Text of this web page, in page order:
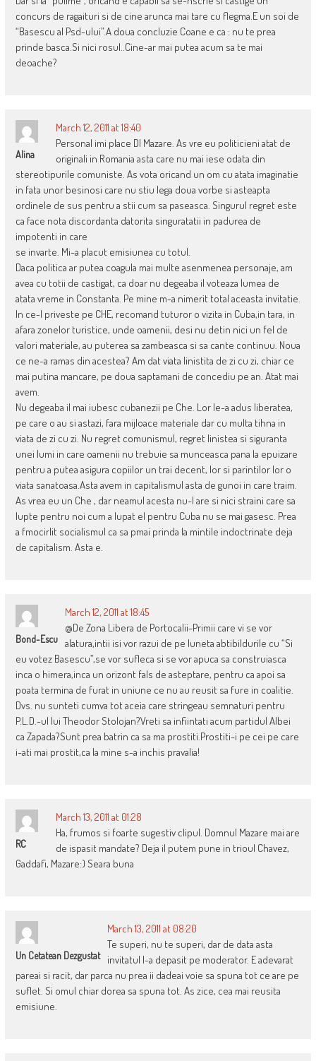
concurs de ragaituri si de cine arunca mai tare cu flegma.E un soi de
“Basescu al Psd-ului”.A doua concluzie Coane e ca : nu te prea
prinde basca.Si nici rosul..Cine-ar mai putea acum sa te mai
deoache?
Alina
March 12, 2011 at 18:40
Personal imi place Dl Mazare. As vre eu politicieni atat de
originali in Romania asta care nu mai iese odata din
stereotipurile comuniste. As vota oricand un om cu atata imaginatie
in fata unor besinosi care nu stiu lega doua vorbe si asteapta
ordinele de sus pentru a stii cum sa paseasca. Singurul regret este
ca face nota discordanta datorita singuratatii in padurea de
impotenti in care
se invarte. Mi-a placut emisiunea cu totul.
Daca politica ar putea coagula mai multe asenmenea personaje, am
avea cu totii de castigat, ca doar nu degeaba il voteaza lumea de
atata vreme in Constanta. Pe mine m-a nimerit total aceasta invitatie.
In ce-l priveste pe CHE, recomand tuturor o vizita in Cuba,in tara, in
afara zonelor turistice, unde oamenii, desi nu detin nici un fel de
valori materiale, au puterea sa zambeasca si sa cante continuu. Noua
ce ne-a ramas din acestea? Am dat viata linistita de zi cu zi, chiar ce
mai putina mancare, pe doua saptamani de concediu pe an. Atat mai
avem.
Nu degeaba il mai iubesc cubanezii pe Che. Lor le-a adus liberatea,
pe care o au si astazi, fara mijloace materiale dar cu multa tihna in
viata de zi cu zi. Nu regret comunismul, regret linistea si siguranta
unei lumi in care oamenii nu trebuie sa munceasca pana la epuizare
pentru a putea asigura copiilor un trai decent, lor si parintilor lor o
viata sanatoasa.Asta avem in capitalismul asta de gunoi in care traim.
As vrea eu un Che , dar neamul acesta nu-l are si nici straini care sa
lupte pentru noi cum a lupat el pentru Cuba nu se mai gasesc. Prea
a fmocirlit socialismul ca sa pmai prinda la mintile indoctrinate deja
de capitalism. Asta e.
Bond-Escu
March 12, 2011 at 18:45
@De Zona Libera de Portocalii-Primii care vi se vor
alatura,intii isi vor razui de pe luneta abtibildurile cu “Si
eu votez Basescu”,se vor sufleca si se vor apuca sa construiasca
inca o himera,inca un orizont fals de asteptare, pentru ca apoi sa
poata termina de furat in uniune ce nu au reusit sa fure in coalitie.
Dvs. nu sunteti cumva tot aceia care stringeau semnaturi pentru
P.L.D.-ul lui Theodor Stolojan?Vreti sa infiintati acum partidul Albei
ca Zapada?Sunt prea batrin ca sa ma prostiti.Prostiti-i pe cei pe care
i-ati mai prostit,ca la mine s-a inchis pravalia!
RC
March 13, 2011 at 01:28
Ha, frumos si foarte sugestiv clipul. Domnul Mazare mai are
de ispasit mandate? Deja il putem pune in trioul Chavez,
Gaddafi, Mazare:) Seara buna
Un Cetatean Dezgustat
March 13, 2011 at 08:20
Te superi, nu te superi, dar de data asta
invitatul l-a depasit pe moderator. E adevarat
pareai si racit, dar parca nu prea ii dadeai voie sa spuna tot ce are pe
suflet. Si omul chiar dorea sa spuna tot. As zice, cea mai reusita
emisiune.